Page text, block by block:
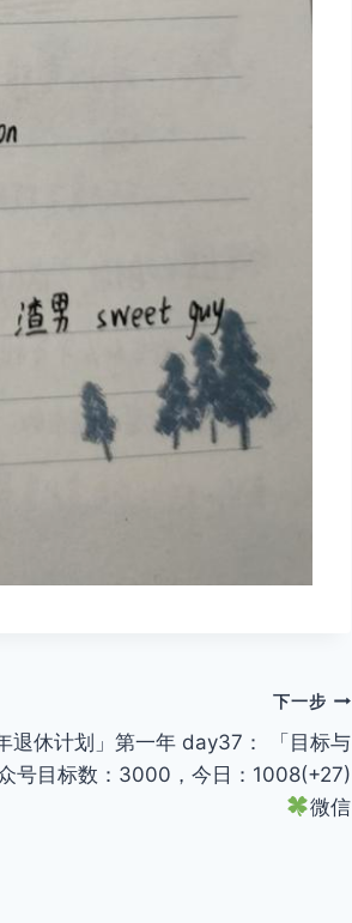
下一步
退休计划」第一年 day37： 「目标与
号目标数：3000，今日：1008(+27)
微信